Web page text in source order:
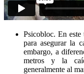
Psicobloc. En este
para asegurar la
embargo, a
metros y la
generalmente al